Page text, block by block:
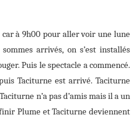
à 9h00 pour aller voir une lune
arrivés, on s’est installés
Puis le spectacle a commencé.
Taciturne est arrivé. Taciturne
n’a pas d’amis mais il a un
Plume et Taciturne deviennent